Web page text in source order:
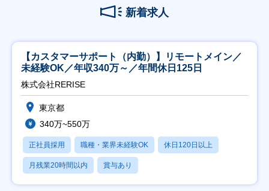
新着求人
【カスタマーサポート（内勤）】リモートメイン／
未経験OK／年収340万～／年間休日125日
株式会社RERISE
東京都
340万~550万
正社員採用 職種・業界未経験OK 休日120日以上
月残業20時間以内 賞与あり